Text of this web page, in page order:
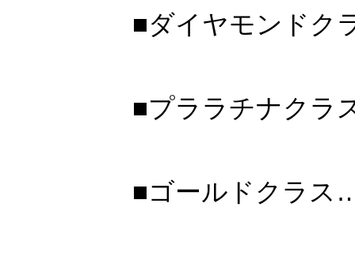
■ダイヤモンドク
■プララチナクラ
■ゴールドクラス